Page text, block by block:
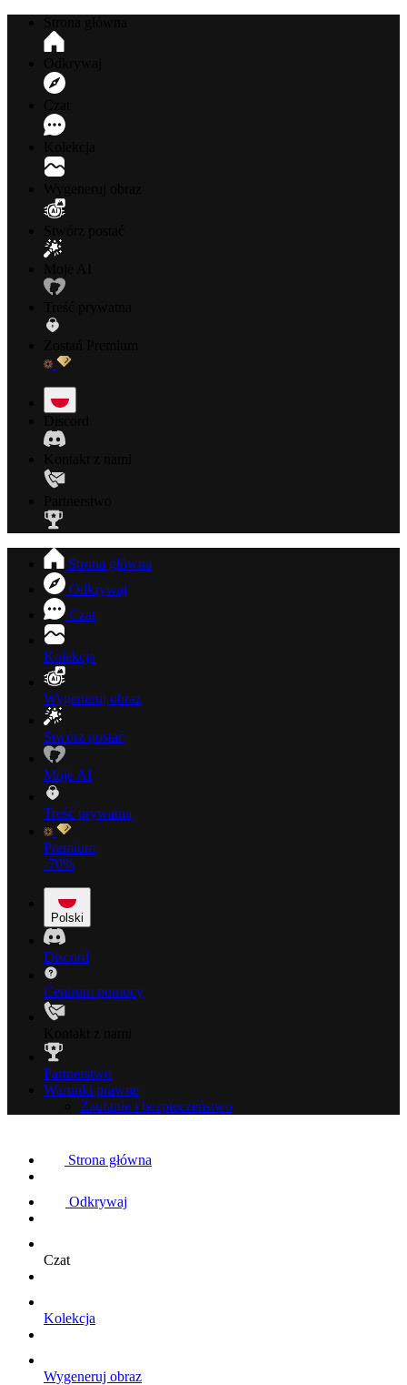
Strona główna
Odkrywaj
Czat
Kolekcja
Wygeneruj obraz
Stwórz postać
Moje AI
Treść prywatna
Premium
-70%
Polski
Discord
Centrum pomocy
Partnerstwo
Warunki prawne
Zaufanie i bezpieczeństwo
Strona główna
Odkrywaj
Czat
Kolekcja
Wygeneruj obraz